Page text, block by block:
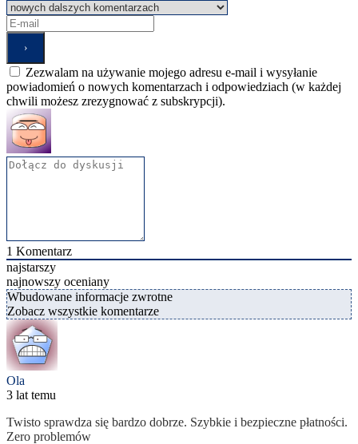
Zezwalam na używanie mojego adresu e-mail i wysyłanie
powiadomień o nowych komentarzach i odpowiedziach (w każdej
chwili możesz zrezygnować z subskrypcji).
1 Komentarz
najstarszy
najnowszy oceniany
Wbudowane informacje zwrotne
Zobacz wszystkie komentarze
Ola
3 lat temu
Twisto sprawdza się bardzo dobrze. Szybkie i bezpieczne płatności.
Zero problemów